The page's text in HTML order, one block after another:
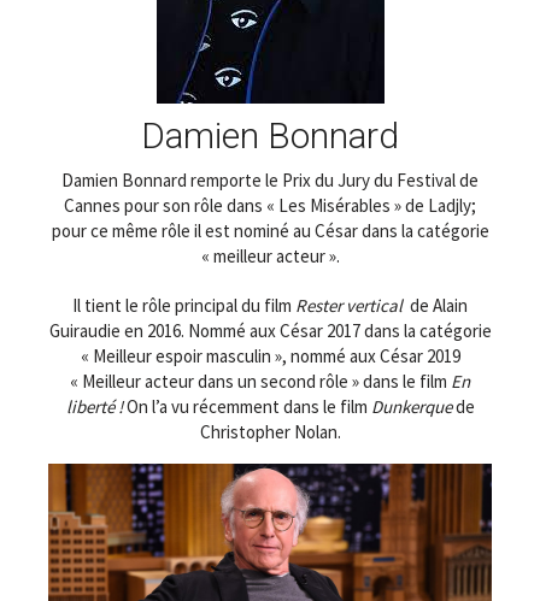
Damien Bonnard
Damien Bonnard remporte le Prix du Jury du Festival de
Cannes pour son rôle dans « Les Misérables » de Ladjly;
pour ce même rôle il est nominé au César dans la catégorie
« meilleur acteur ».
Il tient le rôle principal du film Rester verticalde Alain
Guiraudie en 2016. Nommé aux César 2017 dans la catégorie
« Meilleur espoir masculin », nommé aux César 2019
« Meilleur acteur dans un second rôle » dans le film En
liberté !On l’a vu récemment dans le film Dunkerquede
Christopher Nolan.